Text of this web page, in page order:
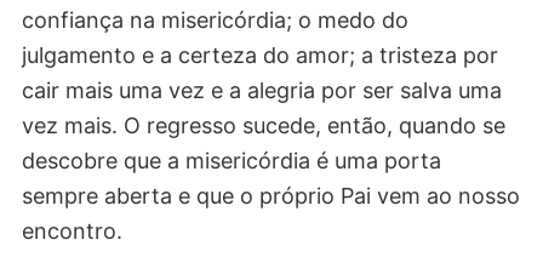
confiança na misericórdia; o medo do
julgamento e a certeza do amor; a tristeza por
cair mais uma vez e a alegria por ser salva uma
vez mais. O regresso sucede, então, quando se
descobre que a misericórdia é uma porta
sempre aberta e que o próprio Pai vem ao nosso
encontro.